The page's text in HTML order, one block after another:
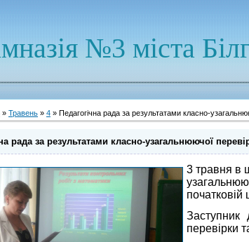
№3 міста
» Травень » 4 » Педагогічна рада за результатами класно-
рада за результатами класно-узагальнюючої
3 травня в
початковій
Заступник
перевірки